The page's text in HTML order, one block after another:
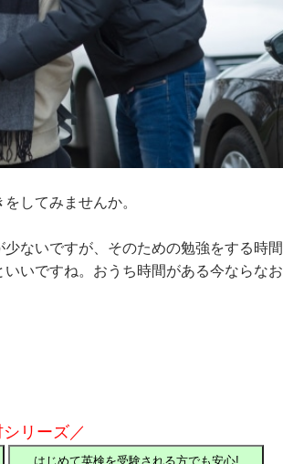
してみませんか。
ないですが、そのための勉強をする時間
いですね。おうち時間がある今ならなお
リーズ／
はじめて英検を受験される方でも安心!